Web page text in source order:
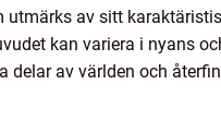
av sitt
kan variera i nyans
av världen och